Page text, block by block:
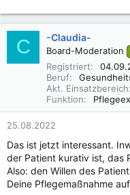
C -Claudia-
Board-Moderation
Registriert
Beruf
Akt. Einsatzbereich
Funktion
25.08.2022
Das ist jetzt interessant.
der Patient kurativ ist, das
Also: den Willen des
Deine Pflegemaßnahme